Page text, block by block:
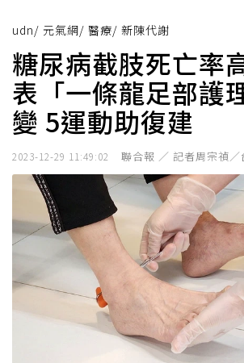
udn/ 元氣網/ 醫療/ 新陳代謝
糖尿病截肢死亡率
表「一條龍足部護
變 5運動助復建
2023-12-29 11:49:02 聯合報 ／ 記者周宗禎